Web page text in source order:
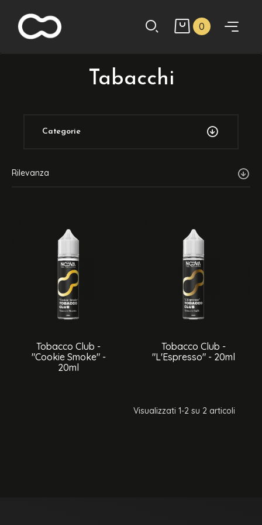
0
Tabacchi
Categorie
Rilevanza
Tobacco Club -
"Cookie Smoke" -
20ml
Tobacco Club -
"L'Espresso" - 20ml
Visualizzati 1-2 su 2 articoli